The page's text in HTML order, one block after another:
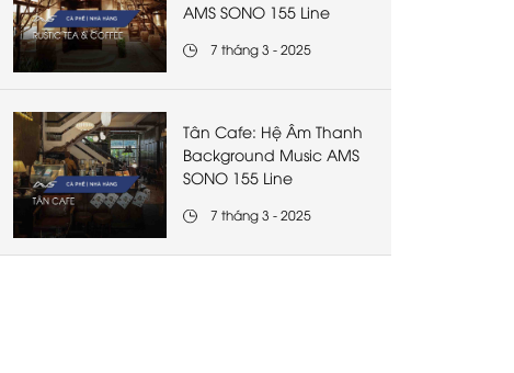
AMS SONO 155 Line
7 tháng 3 - 2025
Tân Cafe: Hệ Âm Thanh
Background Music AMS
SONO 155 Line
7 tháng 3 - 2025